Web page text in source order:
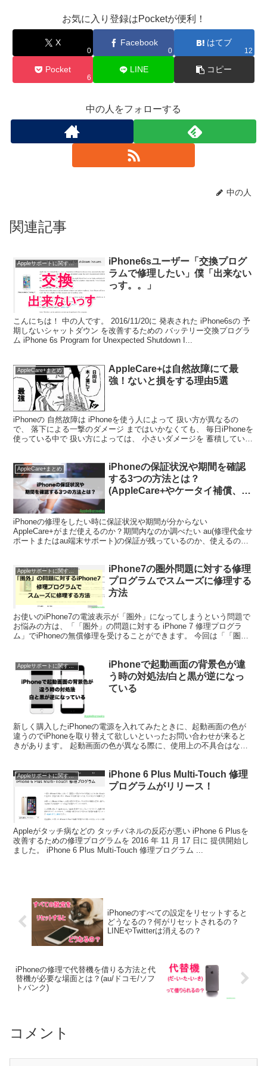
お気に入り登録はPocketが便利！
X
0
Facebook
0
はてブ
12
Pocket
6
LINE コピー
中の人をフォローする
中の人
関連記事
Appleサポートに関するトピック
iPhone6sユーザー「交換プログ
ラムで修理したい」僕「出来ない
っす。。」
こんにちは！ 中の人です。 2016/11/20に 発表された iPhone6sの 予
期しないシャットダウン を改善するための バッテリー交換プログラ
ム iPhone 6s Program for Unexpected Shutdown I...
AppleCare+まとめ
AppleCare+は自然故障にて最
強！ないと損をする理由5選
iPhoneの 自然故障は iPhoneを使う人によって 扱い方が異なるの
で、 落下による一撃のダメージ まではいかなくても、 毎日iPhoneを
使っている中で 扱い方によっては、 小さいダメージを 蓄積していっ
AppleCare+まとめ
iPhoneの保証状況や期間を確認
する3つの方法とは？
(AppleCare+やケータイ補償、あ
iPhoneの修理をしたい時に保証状況や期間が分からない
AppleCare+がまだ使えるのか？期間内なのか調べたい au(修理代金サ
ポートまたはau端末サポート)の保証が残っているのか、使えるのか
Appleサポートに関するトピック
iPhone7の圏外問題に対する修理
プログラムでスムーズに修理する
方法
お使いのiPhone7の電波表示が「圏外」になってしまうという問題で
お悩みの方は、「「圏外」の問題に対する iPhone 7 修理プログラ
ム」でiPhoneの無償修理を受けることができます。 今回は「「圏
Appleサポートに関するトピック
iPhoneで起動画面の背景色が違
う時の対処法/白と黒が逆になっ
ている
新しく購入したiPhoneの電源を入れてみたときに、起動画面の色が
違うのでiPhoneを取り替えて欲しいといったお問い合わせが来ると
きがあります。 起動画面の色が異なる際に、使用上の不具合はない
Appleサポートに関するトピック
iPhone 6 Plus Multi-Touch 修理
プログラムがリリース！
Appleがタッチ病などの タッチパネルの反応が悪い iPhone 6 Plusを
改善するための修理プログラムを 2016 年 11 月 17 日に 提供開始し
ました。 iPhone 6 Plus Multi-Touch 修理プログラム ...
iPhoneのすべての設定をリセットすると
どうなるの？何がリセットされるの？
LINEやTwitterは消えるの？
iPhoneの修理で代替機を借りる方法と代
替機が必要な場面とは？(au/ドコモ/ソフ
トバンク)
コメント